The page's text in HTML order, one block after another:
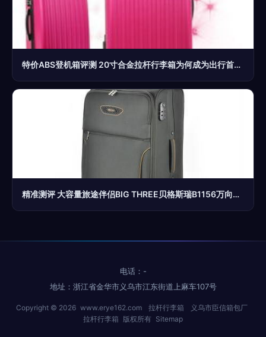
特价ABS登机箱评测 20寸合金拉杆行李箱为何成为出行首选？
精准测评 大容量旅途伴侣BIG THREE贝格斯瑞B1156万向轮拉杆箱
电话：-
地址：浙江省金华市义乌市江东街道上麻车107号
Copyright © 2026 www.erye162.com 拉杆行李箱
义乌市臣信箱包厂
拉杆行李箱 版权所有 Sitemap